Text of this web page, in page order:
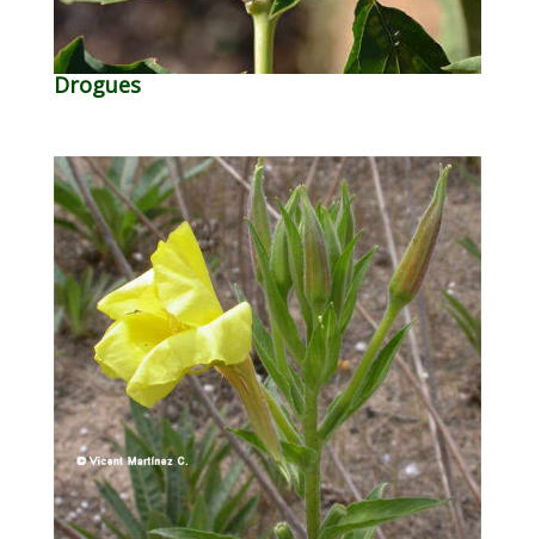
Drogues